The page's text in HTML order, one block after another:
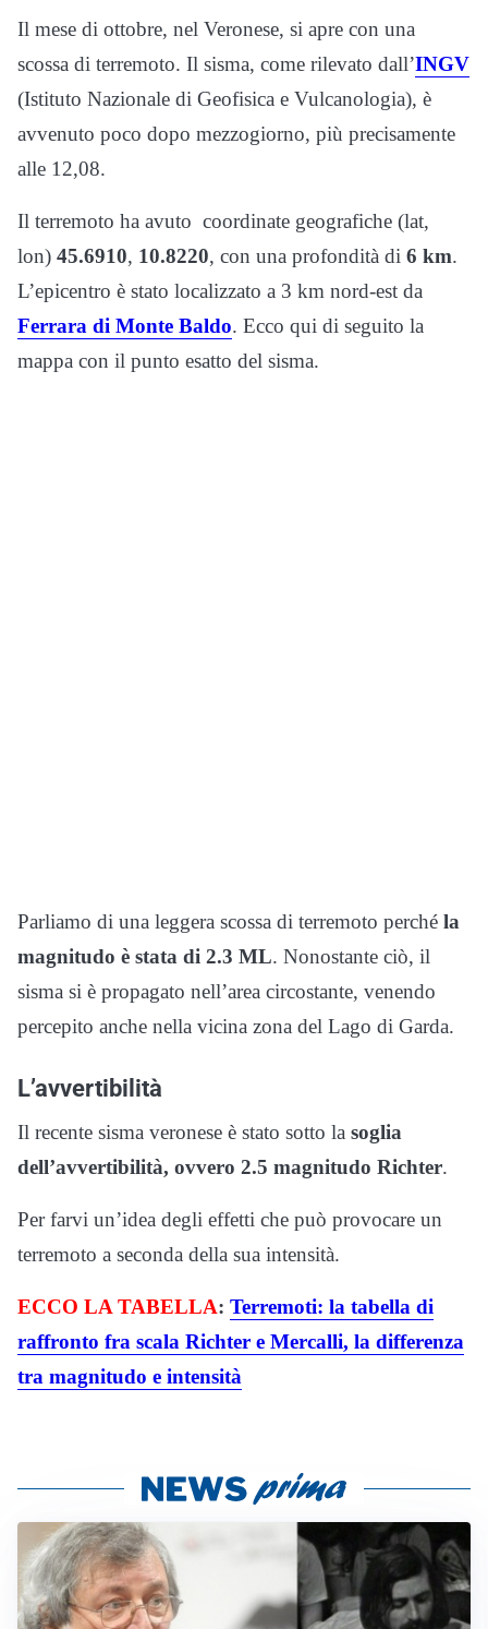
Il mese di ottobre, nel Veronese, si apre con una
scossa di terremoto. Il sisma, come rilevato dall’INGV
(Istituto Nazionale di Geofisica e Vulcanologia), è
avvenuto poco dopo mezzogiorno, più precisamente
alle 12,08.
Il terremoto ha avuto coordinate geografiche (lat,
lon) 45.6910, 10.8220, con una profondità di 6 km.
L’epicentro è stato localizzato a 3 km nord-est da
Ferrara di Monte Baldo. Ecco qui di seguito la
mappa con il punto esatto del sisma.
Parliamo di una leggera scossa di terremoto perché la
magnitudo è stata di 2.3 ML. Nonostante ciò, il
sisma si è propagato nell’area circostante, venendo
percepito anche nella vicina zona del Lago di Garda.
L’avvertibilità
Il recente sisma veronese è stato sotto la soglia
dell’avvertibilità, ovvero 2.5 magnitudo Richter.
Per farvi un’idea degli effetti che può provocare un
terremoto a seconda della sua intensità.
ECCO LA TABELLA: Terremoti: la tabella di
raffronto fra scala Richter e Mercalli, la differenza
tra magnitudo e intensità